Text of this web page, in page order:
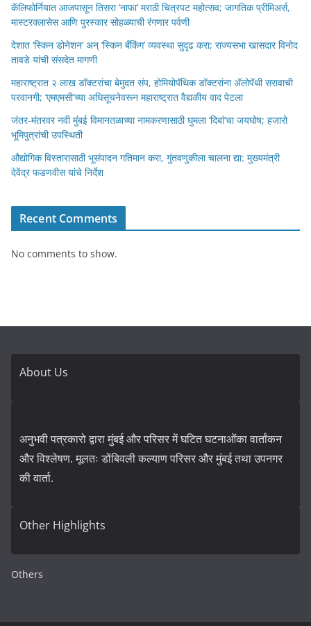
कॅलिफोर्नियात आजपासून तिसरा ‘नाफा’ मराठी चित्रपट महोत्सव; जागतिक प्रीमिअर्स,
मास्टरक्लासेस आणि पुरस्कार सोहळ्याची रंगणार पर्वणी
देशात ‘स्किन डोनेशन’ अन् ‘स्किन बँकिंग’ व्यवस्था सुदृढ करा; राज्यसभा खासदार विनोद
तावडे यांची संसदेत मागणी
महाराष्ट्रात २ लाख डॉक्टरांचा बेमुदत संप, होमियोपॅथिक डॉक्टरांना ॲलोपॅथी सरावाची
परवानगी; ‘एमएमसी’च्या अधिसूचनेवरून महाराष्ट्रात वैद्यकीय वाद पेटला
जंतर-मंतरवर नवी मुंबई विमानतळाच्या नामकरणासाठी घुमला ‘दिबां’चा जयघोष; हजारो
भूमिपुत्रांची उपस्थिती
औद्योगिक विस्तारासाठी भूसंपादन गतिमान करा, गुंतवणुकीला चालना द्या: मुख्यमंत्री
देवेंद्र फडणवीस यांचे निर्देश
Recent Comments
No comments to show.
About Us
अनुभवी पत्रकारो द्वारा मुंबई और परिसर में घटित घटनाओंका वार्तांकन
और विश्लेषण. मूलतः डोंबिवली कल्याण परिसर और मुंबई तथा उपनगर
की वार्ता.
Other Highlights
Others